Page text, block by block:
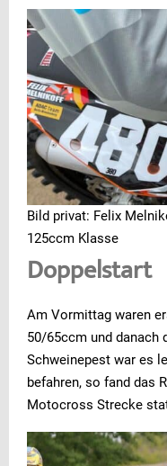
Bild privat: Felix
125ccm Klasse
Doppelstart
Am Vormittag waren
50/65ccm und danach
Schweinepest war es
befahren, so fand das
Motocross Strecke